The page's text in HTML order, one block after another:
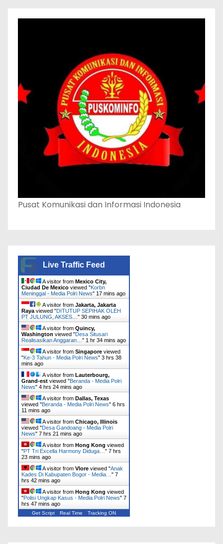
Pusat Komunikasi dan Informasi Indonesia
Live Traffic Feed
A visitor from Mexico City,
Ciudad De Mexico viewed "Korbn
Meninggal - Media Polri News" 17 mins ago
A visitor from Jakarta, Jakarta
Raya viewed "DITUTUP SEPIHAK OLEH
PT JULUNG, AKSES… " 30 mins ago
A visitor from Quincy,
Washington viewed "Desa Situsari
Realisasikan Anggaran… " 1 hr 34 mins ago
A visitor from Singapore viewed
"Ke-3 Tahun - Media Polri News" 3 hrs 38
mins ago
A visitor from Lauterbourg,
Grand-est viewed "Beranda - Media Polri
News" 4 hrs 24 mins ago
A visitor from Dallas, Texas
viewed "Beranda - Media Polri News" 6 hrs
11 mins ago
A visitor from Chicago, Illinois
viewed "Desa Gandoang - Media Polri
News" 7 hrs 21 mins ago
A visitor from Hong Kong viewed
"PT Tri Excella Harmony Diduga… " 7 hrs
23 mins ago
A visitor from Vlore viewed "Anak
Kades Di Kabupaten Bogor - Media… " 7
hrs 42 mins ago
A visitor from Hong Kong viewed
"Polisi Ungkap Kasus - Media Polri News" 7
hrs 47 mins ago
Get Script Real Time Tracking ON